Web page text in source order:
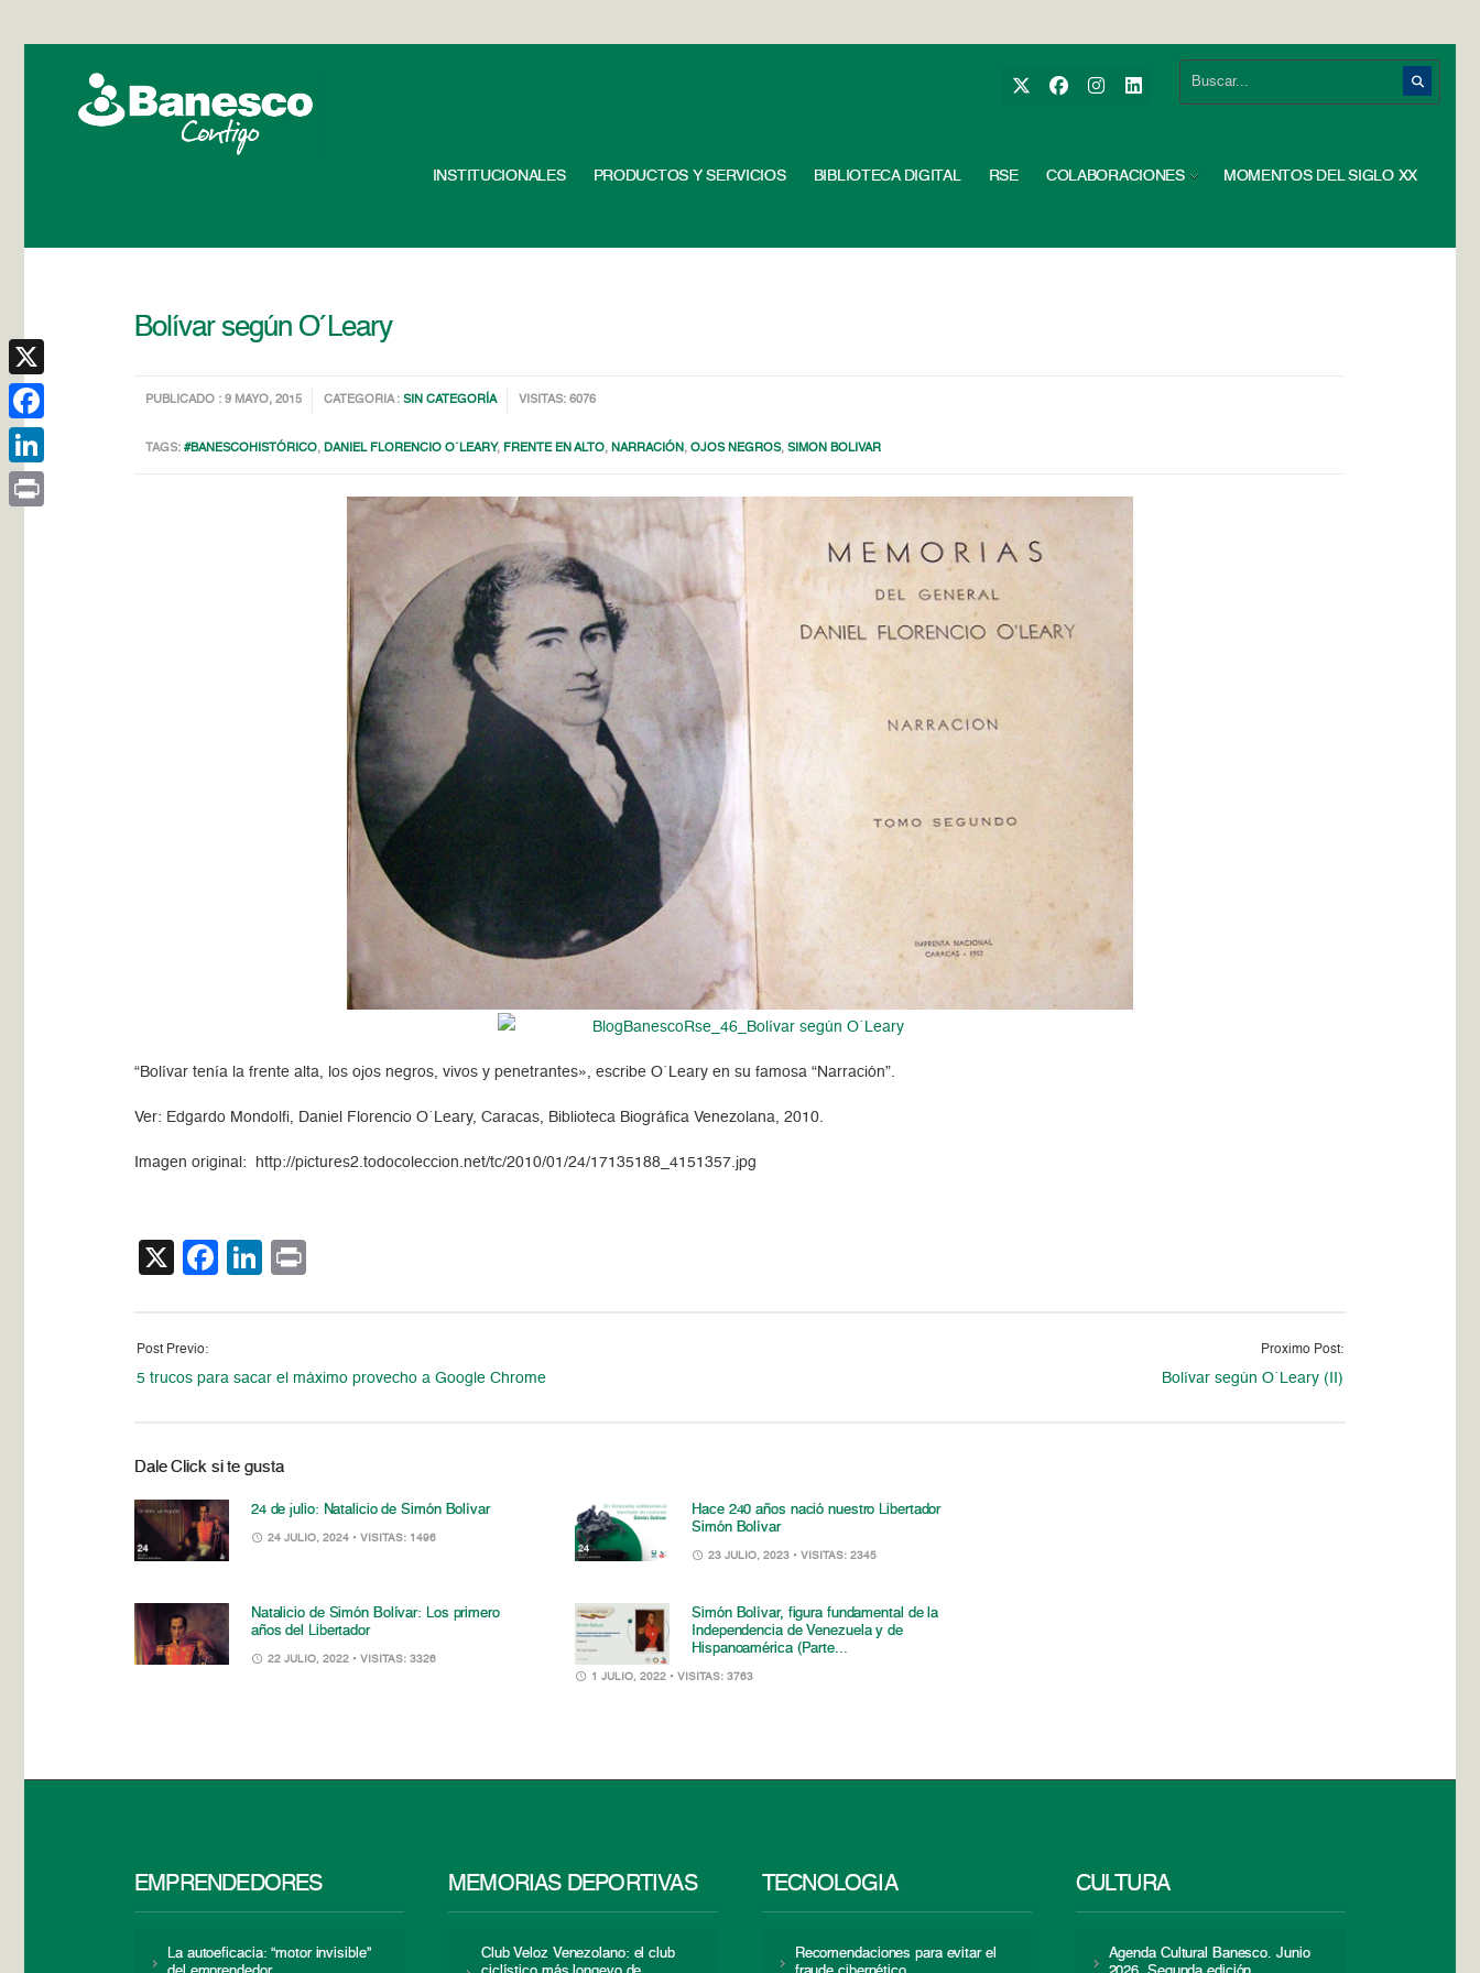
INSTITUCIONALES PRODUCTOS Y SERVICIOS BIBLIOTECA DIGITAL RSE COLABORACIONES MOMENTOS DEL SIGLO XX
Bolívar según O´Leary
PUBLICADO : 9 MAYO, 2015 CATEGORIA :SIN CATEGORÍA VISITAS: 6076
TAGS:#BANESCOHISTÓRICO, DANIEL FLORENCIO O´LEARY, FRENTE EN ALTO, NARRACIÓN ,OJOS NEGROS,SIMON BOLIVAR
“Bolívar tenía la frente alta, los ojos negros, vivos y penetrantes», escribe O´Leary en su famosa “Narración”.
Ver: Edgardo Mondolfi, Daniel Florencio O´Leary, Caracas, Biblioteca Biográfica Venezolana, 2010.
Imagen original: http://pictures2.todocoleccion.net/tc/2010/01/24/17135188_4151357.jpg
X Facebook
LinkedIn
Post Previo:
5 trucos para sacar el máximo provecho a Google Chrome
Proximo Post:
Bolívar según O´Leary (II)
Dale Click si te gusta
24 de julio: Natalicio de Simón Bolívar
24 JULIO, 2024 • VISITAS: 1496
Hace 240 años nació nuestro Libertador
Simón Bolívar
23 JULIO, 2023 • VISITAS: 2345
Natalicio de Simón Bolívar: Los primero
años del Libertador
22 JULIO, 2022 • VISITAS: 3326
Simón Bolívar, figura fundamental de la
Independencia de Venezuela y de
Hispanoamérica (Parte...
1 JULIO, 2022 • VISITAS: 3763
EMPRENDEDORES
La autoeficacia: “motor invisible”
MEMORIAS DEPORTIVAS
Club Veloz Venezolano: el club
TECNOLOGÍA
Recomendaciones para evitar el
CULTURA
Agenda Cultural Banesco. Junio
X
Facebook
LinkedIn